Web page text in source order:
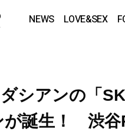
NEWS LOVE&SEX
シアンの「
誕生！ 渋谷